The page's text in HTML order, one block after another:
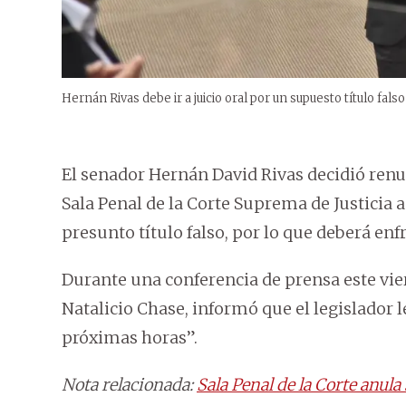
Hernán Rivas debe ir a juicio oral por un supuesto título
El senador Hernán David Rivas decidió
Sala Penal de la Corte Suprema de
presunto título falso, por lo que deberá
Durante una conferencia de prensa este
Natalicio Chase, informó que el legislador
próximas horas”.
Nota relacionada:Sala Penal de la Corte